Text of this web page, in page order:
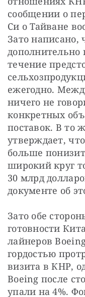
сообщении о
Си о Тайване
Зато написано,
течение
ежегодно.
ничего не
конкретных
поставок. В то
утверждает,
больше
широкий круг
30 млрд
документе об
Зато обе
готовности
лайнеров
гордостью
визита в КНР,
Boeing после
упали на 4%.